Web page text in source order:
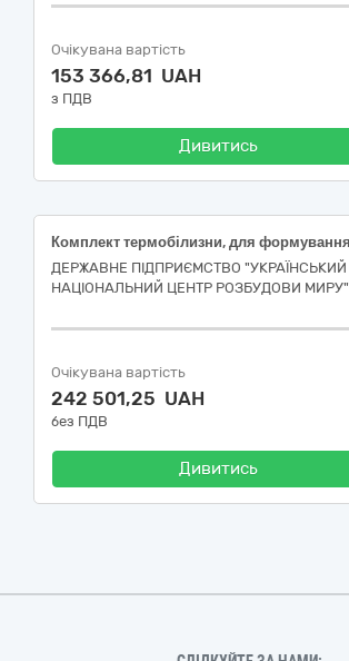
Очікувана вартість
153 366,81 UAH
з ПДВ
Дивитись
ДЕРЖАВНЕ ПІДПРИЄМСТВО "УКРАЇНСЬКИЙ
НАЦІОНАЛЬНИЙ ЦЕНТР РОЗБУДОВИ МИРУ"
Очікувана вартість
242 501,25 UAH
без ПДВ
Дивитись